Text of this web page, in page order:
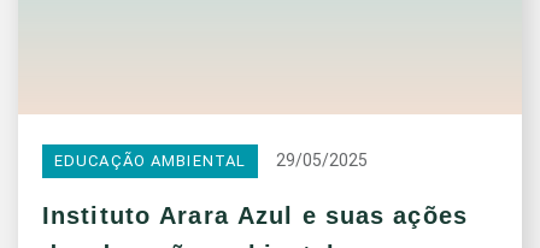
EDUCAÇÃO AMBIENTAL 29/05/2025
Instituto Arara Azul e suas ações